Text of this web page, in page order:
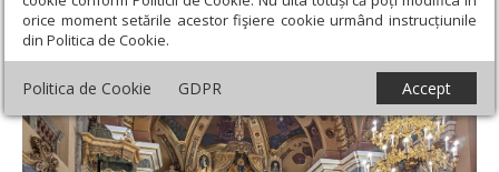
orice moment setările acestor fişiere cookie urmând instrucțiunile
din Politica de Cookie.
Politica de Cookie GDPR Accept
Concert de colinde susținut de tineri
bănățeni